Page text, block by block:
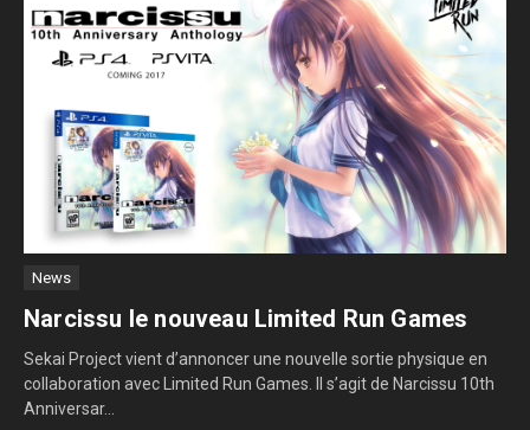
News
Narcissu le nouveau Limited Run Games
Sekai Project vient d’annoncer une nouvelle sortie physique en
collaboration avec Limited Run Games. Il s’agit de Narcissu 10th
Anniversar...